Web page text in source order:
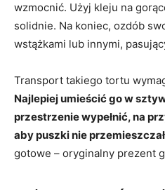
wzmocnić. Użyj kleju na
solidnie. Na koniec, ozdób
wstążkami lub innymi,
Transport takiego tortu
Najlepiej umieścić go w
przestrzenie wypełnić, na
aby puszki nie
gotowe – oryginalny prezent